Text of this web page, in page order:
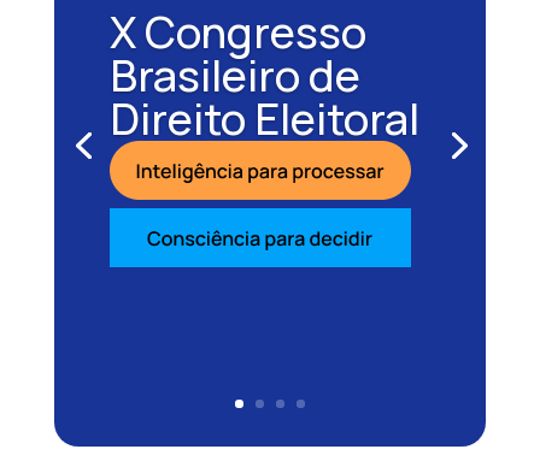
X Congresso
Brasileiro de
Direito Eleitoral